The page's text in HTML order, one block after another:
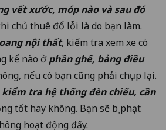
vết xước, móp nào và sau đó
chủ thuê đổ lỗi là do bạn làm.
nội thất, kiểm tra xem xe có
kể nào ởphần ghế, bảng điều
nếu có bạn cũng phải chụp lại.
kiểm tra hệ thống đèn chiếu, cần
tốt hay không. Bạn sẽ bị phạt
hoạt động đấy.